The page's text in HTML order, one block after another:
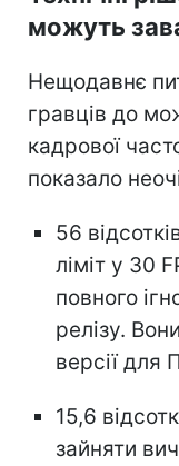
можуть
Нещодавнє
гравців до
кадрової
показало
56
ліміт у 30
повного
релізу.
версії для
15,6
зайняти